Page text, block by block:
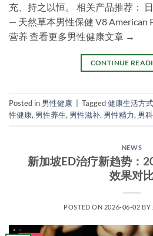
充、持之以恒。 相关产品推荐： 日
— 天然草本男性保健 V8 American
营养 查看更多男性健康文章 →
CONTINUE
Posted in 男性健康 Tagged健康生活方式
性健康, 男性养生, 男性滋补, 男性精力, 男科
NEWS
新加坡ED治疗新趋势：
效果对
POSTED ON 2026-06-02 BY